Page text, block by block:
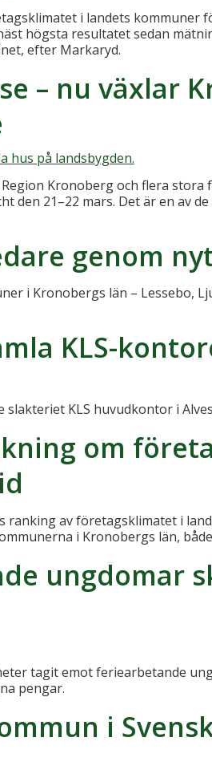
i landets kommuner
högsta resultatet sedan
efter Markaryd.
– nu växlar
Kronoberg och flera
den 21–22 mars. Det är en av
genom
i Kronobergs län – Lessebo,
KLS-
KLS huvudkontor i
om
av företagsklimatet i
i Kronobergs län,
ungdomar
tagit emot feriearbetande
pengar.
i